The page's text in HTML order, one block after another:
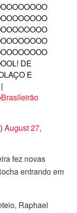
DE
E
|
August 27,
fez novas
entrando em
Raphael